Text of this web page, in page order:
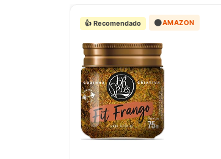
👍 Recomendado 🟠AMAZON